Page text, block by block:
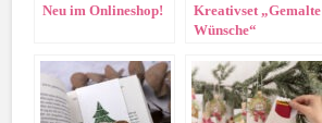
Neu im Onlineshop!
Kreativset „Gemalte
Wünsche“